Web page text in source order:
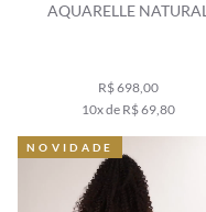
AQUARELLE NATURAL
R$ 698,00
10x de R$ 69,80
NOVIDADE